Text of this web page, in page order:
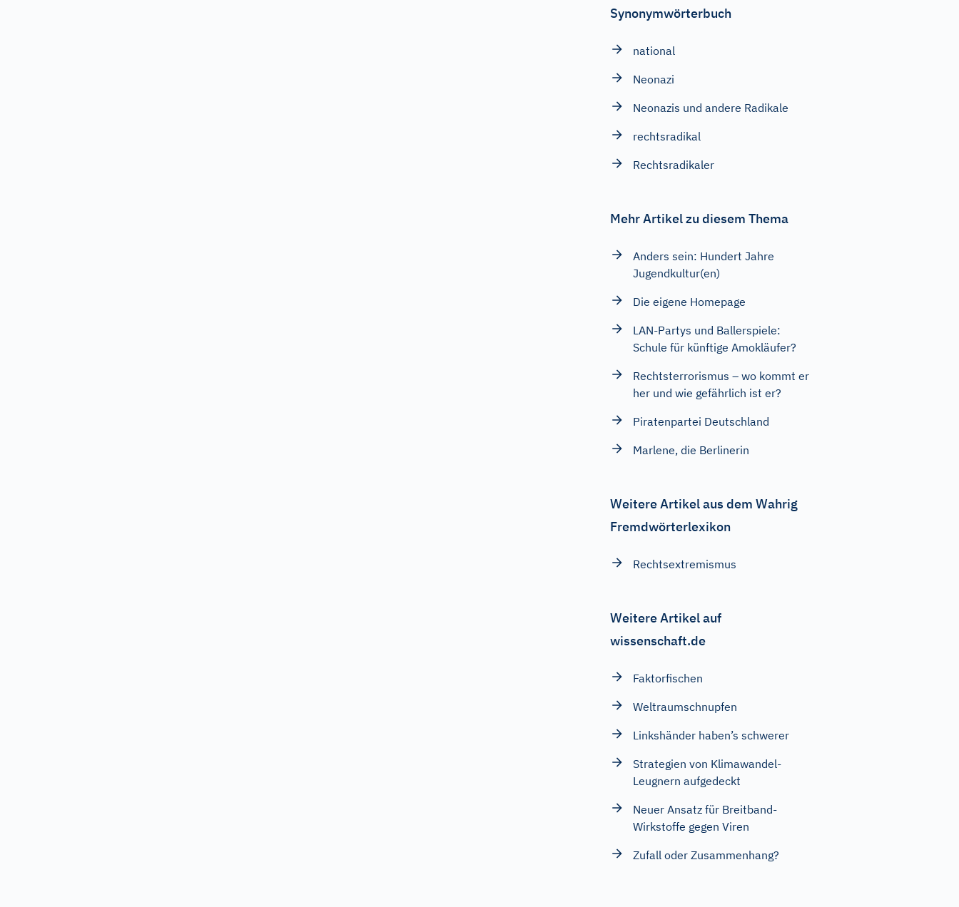
Synonymwörterbuch
national
Neonazi
Neonazis und andere Radikale
rechtsradikal
Rechtsradikaler
Mehr Artikel zu diesem Thema
Anders sein: Hundert Jahre
Jugendkultur(en)
Die eigene Homepage
LAN-Partys und Ballerspiele:
Schule für künftige Amokläufer?
Rechtsterrorismus – wo kommt er
her und wie gefährlich ist er?
Piratenpartei Deutschland
Marlene, die Berlinerin
Weitere Artikel aus dem Wahrig
Fremdwörterlexikon
Rechtsextremismus
Weitere Artikel auf
wissenschaft.de
Faktorfischen
Weltraumschnupfen
Linkshänder haben’s schwerer
Strategien von Klimawandel-
Leugnern aufgedeckt
Neuer Ansatz für Breitband-
Wirkstoffe gegen Viren
Zufall oder Zusammenhang?